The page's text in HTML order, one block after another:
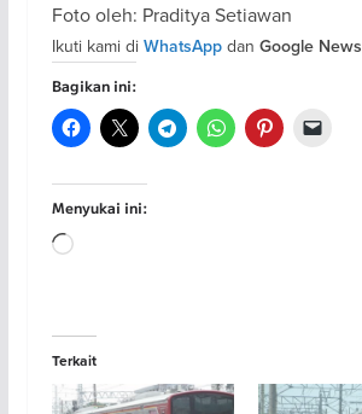
Foto oleh: Praditya Setiawan
Ikuti kami di WhatsAppdan Google News
Bagikan ini:
Menyukai ini:
Memuat...
Terkait